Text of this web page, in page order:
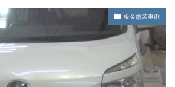
板金塗装事例